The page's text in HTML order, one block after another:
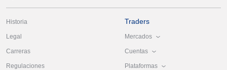
Historia
Legal
Carreras
Regulaciones
Traders
Mercados
Cuentas
Plataformas